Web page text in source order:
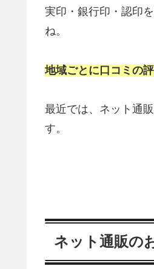
実印・銀行印・認印
ね。
地域ごとに口コミの
最近では、ネット通
す。
ネット通販の